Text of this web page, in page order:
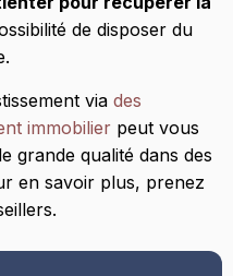
de disposer du
via des
immobilier peut vous
grande qualité dans des
en savoir plus, prenez